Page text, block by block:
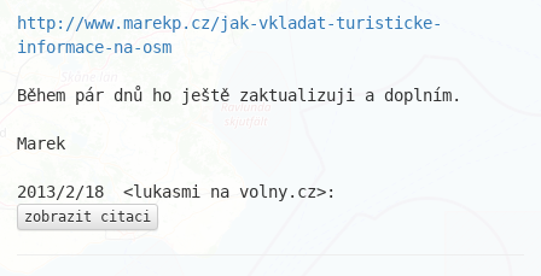
http://www.marekp.cz/jak-vkladat-turisticke-
informace-na-osm
Během pár dnů ho ještě zaktualizuji a doplním.
Marek
zobrazit citaci